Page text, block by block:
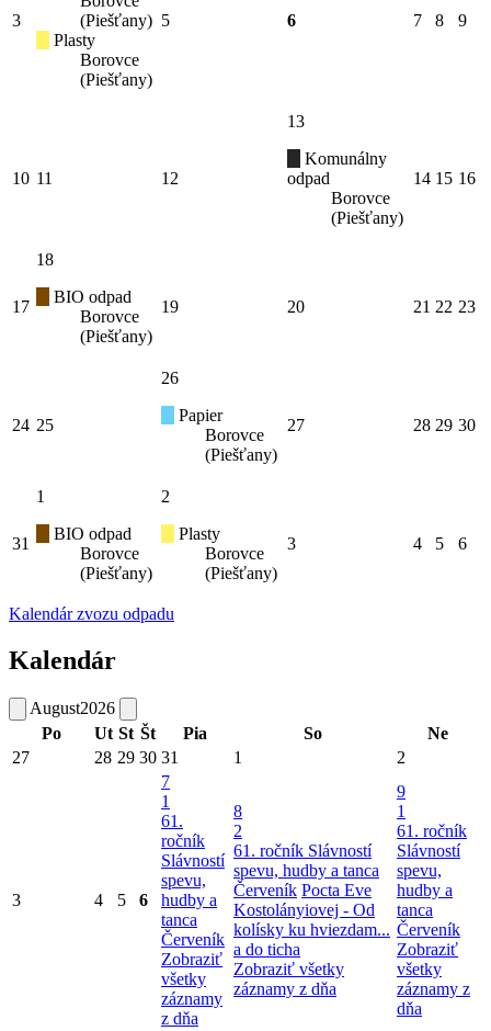
3
(Piešťany)
Plasty
Borovce
(Piešťany)
5 6 7 8 9
10 11 12
13
Komunálny
odpad
Borovce
(Piešťany)
14 15 16
17
18
BIO odpad
Borovce
(Piešťany)
19 20 21 22 23
24 25
26
Papier
Borovce
(Piešťany)
27 28 29 30
31
1
BIO odpad
Borovce
(Piešťany)
2
Plasty
Borovce
(Piešťany)
3 4 5 6
Kalendár zvozu odpadu
Kalendár
August2026
Po
Ut St Št Pia So
Ne
27
28 29 30 31 1 2
3 4 5 6
7
1
61.
ročník
Slávností
spevu,
hudby a
tanca
Červeník
Zobraziť
všetky
záznamy
z dňa
8
2
61. ročník Slávností
spevu, hudby a tanca
Červeník Pocta Eve
Kostolányiovej - Od
kolísky ku hviezdam...
a do ticha
Zobraziť všetky
záznamy z dňa
9
1
61. ročník
Slávností
spevu,
hudby a
tanca
Červeník
Zobraziť
všetky
záznamy z
dňa